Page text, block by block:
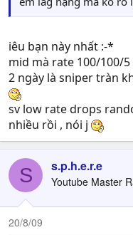
iêu bạn này nhất :-*
mid mà rate 100/100/
2 ngày là sniper tràn
sv low rate drops
nhiều rồi , nói j
S s.p.h.e.r.e
Youtube Master
20/8/09